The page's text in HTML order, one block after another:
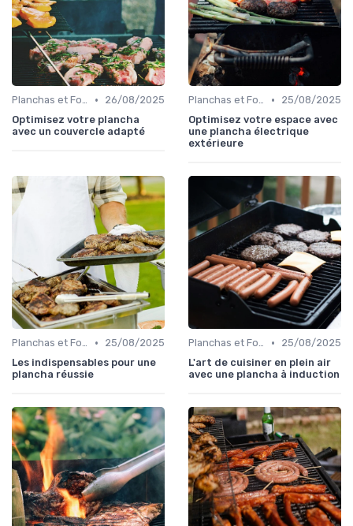
Planchas et Fours à Pizza •
26/08/2025
Optimisez votre plancha
avec un couvercle adapté
Planchas et Fours à Pizza •
25/08/2025
Optimisez votre espace avec
une plancha électrique
extérieure
Planchas et Fours à Pizza •
25/08/2025
Les indispensables pour une
plancha réussie
Planchas et Fours à Pizza •
25/08/2025
L'art de cuisiner en plein air
avec une plancha à induction